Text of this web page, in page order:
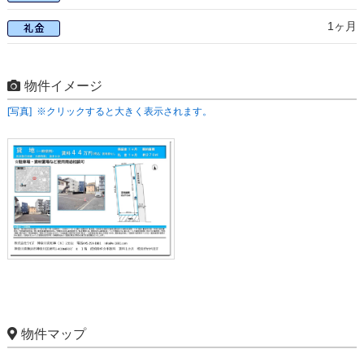
1ヶ月
物件イメージ
[写真] ※クリックすると大きく表示されます。
物件マップ